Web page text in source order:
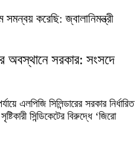
করেছি: জ্বালানিমন্ত্রী
অবস্থানে সরকার: সংসদে
এলপিজি সিলিন্ডারের সরকার নির্ধারিত
সিন্ডিকেটের বিরুদ্ধে ‘জিরো